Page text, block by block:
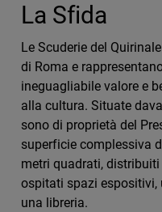
La Sfida
Le Scuderie del
di Roma e
ineguagliabile valore e
alla cultura. Situate
sono di proprietà del
superficie complessiva
metri quadrati,
ospitati spazi espositivi,
una libreria.